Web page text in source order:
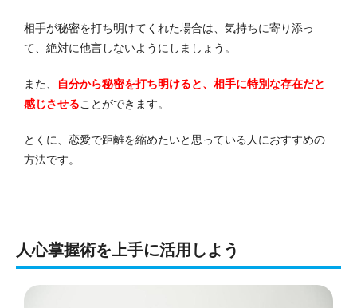
相手が秘密を打ち明けてくれた場合は、気持ちに寄り添っ
て、絶対に他言しないようにしましょう。
また、
自分から秘密を打ち明けると、相手に特別な存在だと
感じさせることができます。
とくに、恋愛で距離を縮めたいと思っている人におすすめの
方法です。
人心掌握術を上手に活用しよう